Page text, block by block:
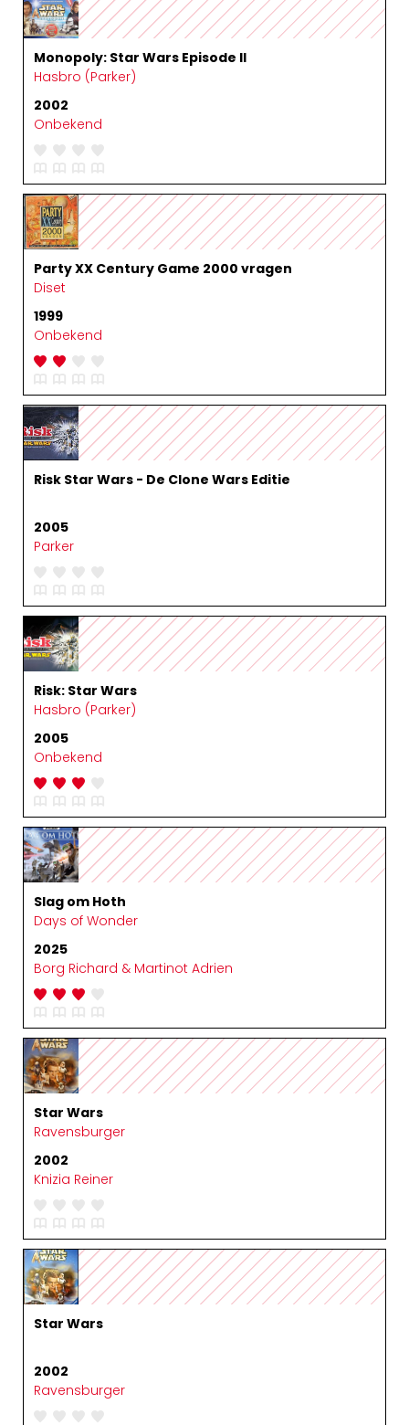
Monopoly: Star Wars Episode II
Hasbro (Parker)
2002
Onbekend
Party XX Century Game 2000 vragen
Diset
1999
Onbekend
Risk Star Wars - De Clone Wars Editie
2005
Parker
Risk: Star Wars
Hasbro (Parker)
2005
Onbekend
Slag om Hoth
Days of Wonder
2025
Borg Richard & Martinot Adrien
Star Wars
Ravensburger
2002
Knizia Reiner
Star Wars
2002
Ravensburger